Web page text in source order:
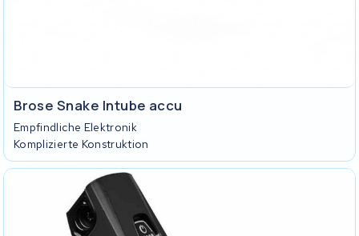
Brose Snake Intube accu
Empfindliche Elektronik
Komplizierte Konstruktion